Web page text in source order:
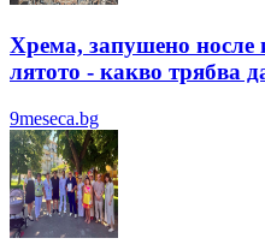
Хрема, запушено
лятотo - какво трябва
9meseca.bg